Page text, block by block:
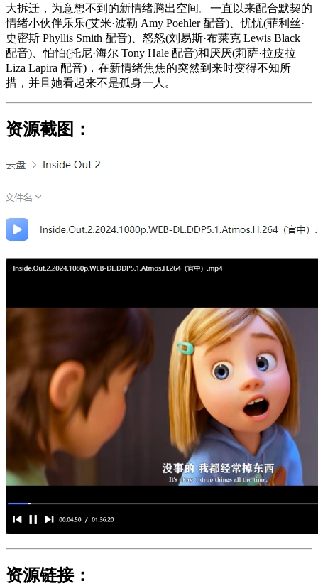
大拆迁，为意想不到的新情绪腾出空间。一直以来配合默契的
情绪小伙伴乐乐(艾米·波勒 Amy Poehler 配音)、忧忧(菲利丝·
史密斯 Phyllis Smith 配音)、怒怒(刘易斯·布莱克 Lewis Black
配音)、怕怕(托尼·海尔 Tony Hale 配音)和厌厌(莉萨·拉皮拉
Liza Lapira 配音)，在新情绪焦焦的突然到来时变得不知所
措，并且她看起来不是孤身一人。
资源截图：
资源链接：